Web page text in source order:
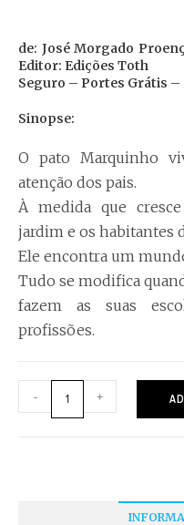
de: José Morgado
Editor: Edições Toth
Seguro – Portes Grátis
Sinopse:
O pato Marquinho
atenção dos pais.
À medida que
jardim e os habitantes
Ele encontra um
Tudo se modifica
fazem as suas
profissões.
- +